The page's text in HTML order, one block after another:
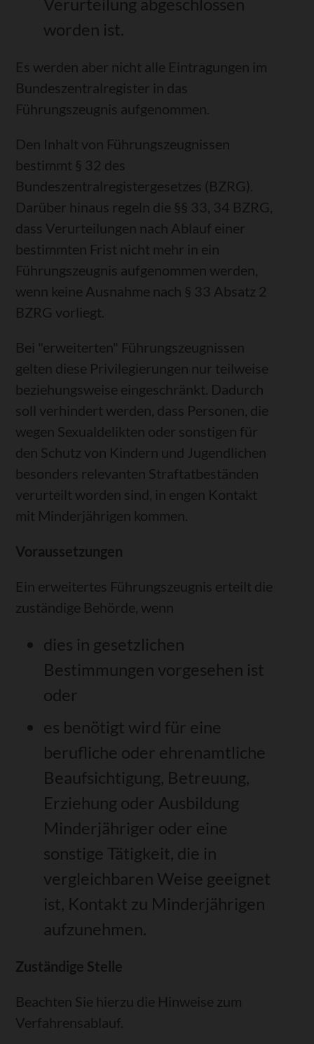
worden ist.
Es werden aber nicht alle Eintragungen im
Bundeszentralregister in das
Führungszeugnis aufgenommen.
Den Inhalt von Führungszeugnissen
bestimmt § 32 des
Bundeszentralregistergesetzes (BZRG).
Darüber hinaus regeln die §§ 33, 34 BZRG,
dass Verurteilungen nach Ablauf einer
bestimmten Frist nicht mehr in ein
Führungszeugnis aufgenommen werden,
wenn keine Ausnahme nach § 33 Absatz 2
BZRG vorliegt.
Bei "erweiterten" Führungszeugnissen
gelten diese Privilegierungen nur teilweise
beziehungsweise eingeschränkt. Dadurch
soll verhindert werden, dass Personen, die
wegen Sexualdelikten oder sonstigen für
den Schutz von Kindern und Jugendlichen
besonders relevanten Straftatbeständen
verurteilt worden sind, in engen Kontakt
mit Minderjährigen kommen.
Voraussetzungen
Ein erweitertes Führungszeugnis erteilt die
zuständige Behörde, wenn
dies in gesetzlichen
Bestimmungen vorgesehen ist
oder
es benötigt wird für eine
berufliche oder ehrenamtliche
Beaufsichtigung, Betreuung,
Erziehung oder Ausbildung
Minderjähriger oder eine
sonstige Tätigkeit, die in
vergleichbaren Weise geeignet
ist, Kontakt zu Minderjährigen
aufzunehmen.
Zuständige Stelle
Beachten Sie hierzu die Hinweise zum
Verfahrensablauf.